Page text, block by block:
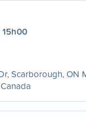
Scarborough, ON